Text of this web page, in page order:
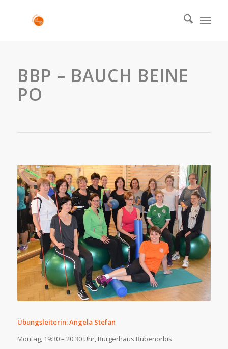
BBP – BAUCH BEINE
PO
Übungsleiterin: Angela Stefan
Montag, 19:30 – 20:30 Uhr, Bürgerhaus Bubenorbis